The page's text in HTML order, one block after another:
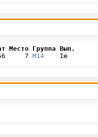
Группа Вып.
7
М14
    Iю